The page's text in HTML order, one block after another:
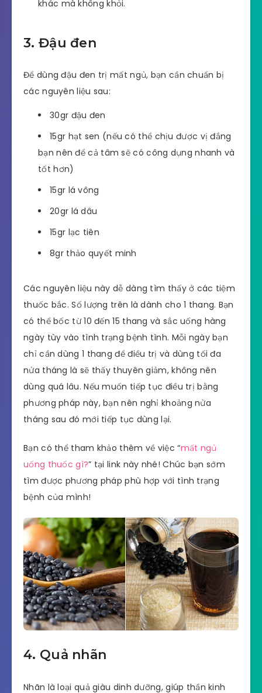
khác mà không khỏi.
3. Đậu đen
Để dùng đậu đen trị mất ngủ, bạn cần chuẩn bị
các nguyên liệu sau:
30gr đậu đen
15gr hạt sen (nếu có thể chịu được vị đắng
bạn nên để cả tâm sẽ có công dụng nhanh và
tốt hơn)
15gr lá vông
20gr lá dâu
15gr lạc tiên
8gr thảo quyết minh
Các nguyên liệu này dễ dàng tìm thấy ở các tiệm
thuốc bắc. Số lượng trên là dành cho 1 thang. Bạn
có thể bốc từ 10 đến 15 thang và sắc uống hàng
ngày tùy vào tình trạng bệnh tình. Mỗi ngày bạn
chỉ cần dùng 1 thang để điều trị và dùng tối đa
nửa tháng là sẽ thấy thuyên giảm, không nên
dùng quá lâu. Nếu muốn tiếp tục điều trị bằng
phương pháp này, bạn nên nghỉ khoảng nửa
tháng sau đó mới tiếp tục dùng lại.
Bạn có thể tham khảo thêm về việc “mất ngủ
uống thuốc gì?” tại link này nhé! Chúc bạn sớm
tìm được phương pháp phù hợp với tình trạng
bệnh của mình!
4. Quả nhãn
Nhãn là loại quả giàu dinh dưỡng, giúp thần kinh